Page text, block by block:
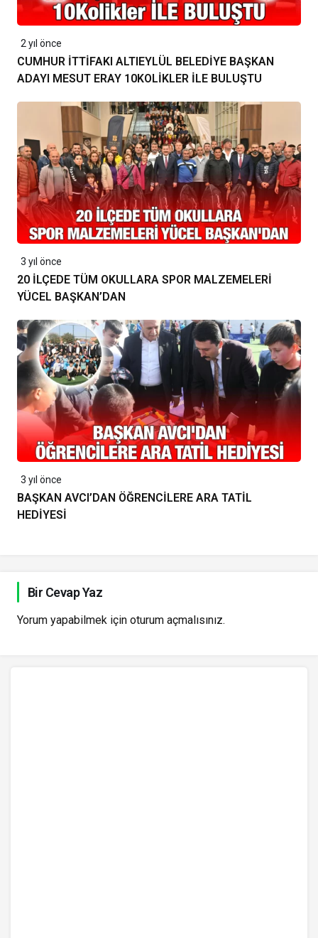
2 yıl önce
CUMHUR İTTİFAKI ALTIEYLÜL BELEDİYE BAŞKAN
ADAYI MESUT ERAY 10KOLİKLER İLE BULUŞTU
3 yıl önce
20 İLÇEDE TÜM OKULLARA SPOR MALZEMELERİ
YÜCEL BAŞKAN’DAN
3 yıl önce
BAŞKAN AVCI’DAN ÖĞRENCİLERE ARA TATİL
HEDİYESİ
Bir Cevap Yaz
Yorum yapabilmek için oturum açmalısınız.